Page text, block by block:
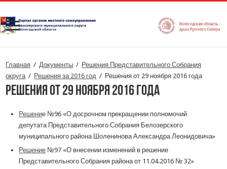
Главная / Документы / Решения Представительного Собрания
округа / Решения за 2016 год / Решения от 29 ноября 2016 года
Решения от 29 ноября 2016 года
Решение №96 «О досрочном прекращении полномочий
депутата Представительного Собрания Белозерского
муниципального района Шоленинова Александра Леонидовича»
Решение №97 «О внесении изменений в решение
Представительного Собрания района от 11.04.2016 № 32»